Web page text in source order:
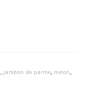
, jambon de parme, melon,